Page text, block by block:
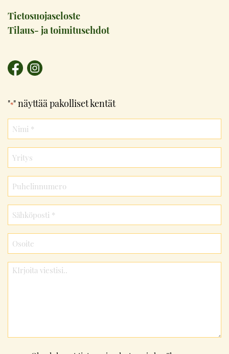
Tietosuojaseloste
Tilaus- ja toimitusehdot
"*" näyttää pakolliset kentät